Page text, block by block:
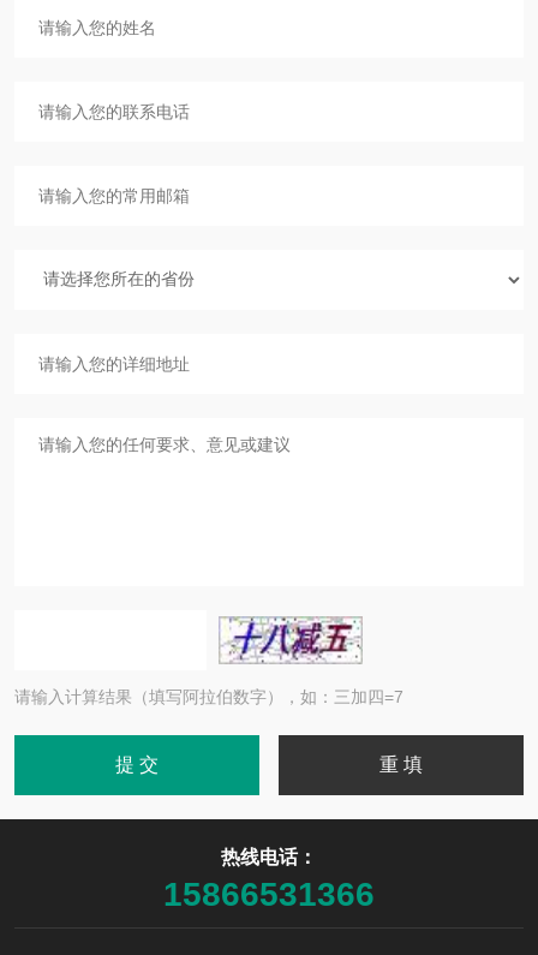
请输入计算结果（填写阿拉伯数字），如：三加四=7
热线电话：
15866531366